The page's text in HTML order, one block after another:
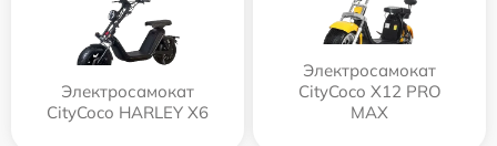
Электросамокат
CityCoco HARLEY X6
Электросамокат
CityCoco X12 PRO
MAX